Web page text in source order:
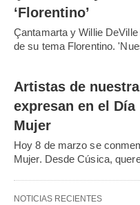
‘Florentino’
Çantamarta y Willie
de su tema Florentino.
Artistas de
expresan en el
Mujer
Hoy 8 de marzo se
Mujer. Desde Cúsica,
NOTICIAS RECIENTES